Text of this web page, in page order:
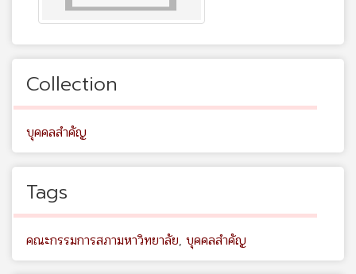
Collection
บุคคลสำคัญ
Tags
คณะกรรมการสภามหาวิทยาลัย, บุคคลสำคัญ